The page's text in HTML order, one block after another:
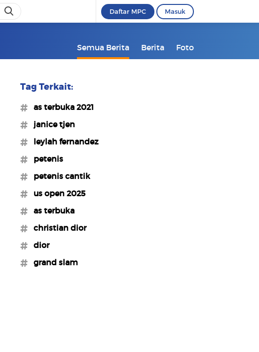
Daftar MPC Masuk
Semua Berita Berita Foto
Tag Terkait:
#as terbuka 2021
#janice tjen
#leylah fernandez
#petenis
#petenis cantik
#us open 2025
#as terbuka
#christian dior
#dior
#grand slam